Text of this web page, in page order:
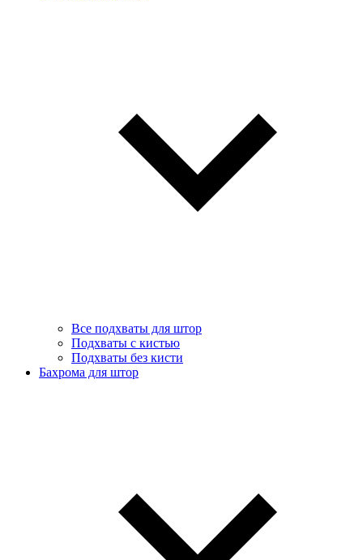
Все подхваты для штор
Подхваты с кистью
Подхваты без кисти
Бахрома для штор